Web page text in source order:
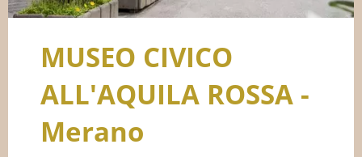
MUSEO CIVICO
ALL'AQUILA ROSSA -
Merano